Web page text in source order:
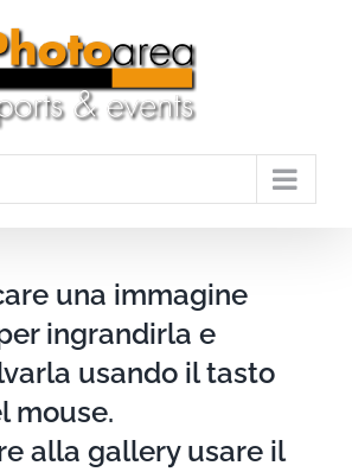
una immagine
ingrandirla e
usando il tasto
mouse.
alla gallery usare il